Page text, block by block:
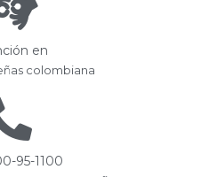
en
colombiana
95-1100